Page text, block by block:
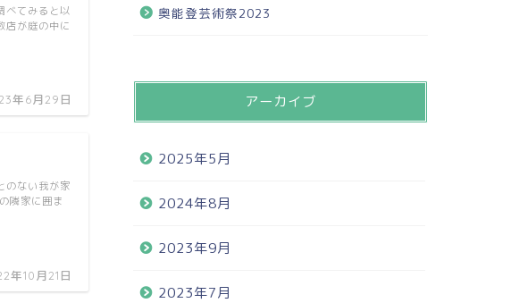
年6月29日
べてみると以
店が庭の中に
年10月21日
のない我が家
隣家に囲ま
奥能登芸術祭2023
アーカイブ
2025年5月
2024年8月
2023年9月
2023年7月